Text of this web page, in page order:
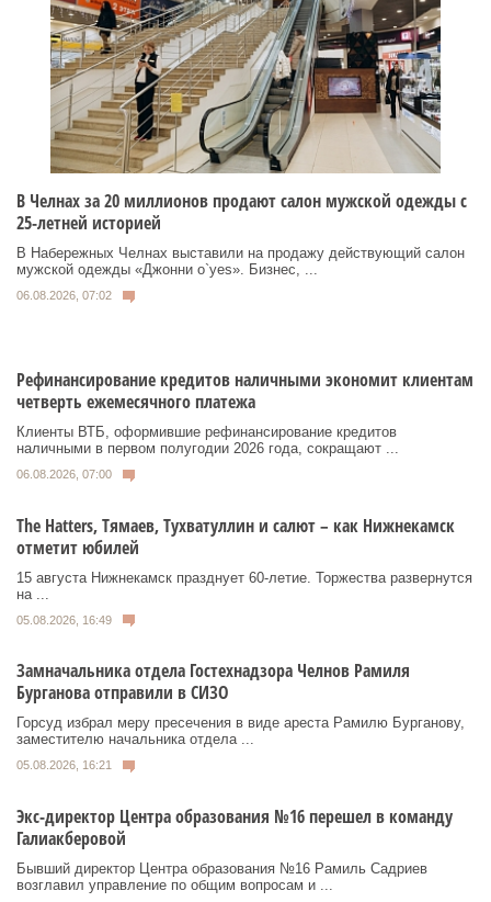
В Челнах за 20 миллионов продают салон мужской одежды с
25-летней историей
В Набережных Челнах выставили на продажу действующий салон
мужской одежды «Джонни о`yes». Бизнес, ...
06.08.2026, 07:02
Рефинансирование кредитов наличными экономит клиентам
четверть ежемесячного платежа
Клиенты ВТБ, оформившие рефинансирование кредитов
наличными в первом полугодии 2026 года, сокращают ...
06.08.2026, 07:00
Тhe Нatters, Тямаев, Тухватуллин и салют – как Нижнекамск
отметит юбилей
15 августа Нижнекамск празднует 60‑летие. Торжества развернутся
на ...
05.08.2026, 16:49
Замначальника отдела Гостехнадзора Челнов Рамиля
Бурганова отправили в СИЗО
Горсуд избрал меру пресечения в виде ареста Рамилю Бурганову,
заместителю начальника отдела ...
05.08.2026, 16:21
Экс-директор Центра образования №16 перешел в команду
Галиакберовой
Бывший директор Центра образования №16 Рамиль Садриев
возглавил управление по общим вопросам и ...